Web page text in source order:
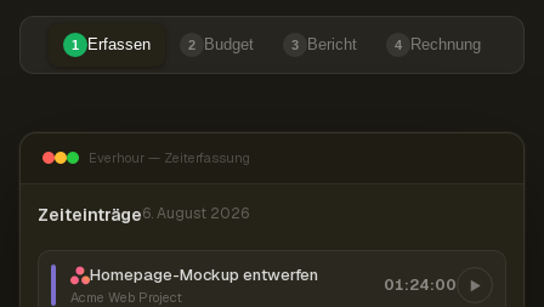
1 Erfassen 2 Budget 3 Bericht 4 Rechnung
Everhour — Zeiterfassung
Zeiteinträge6. August 2026
Homepage-Mockup entwerfen
Acme Web Project
01:24:00